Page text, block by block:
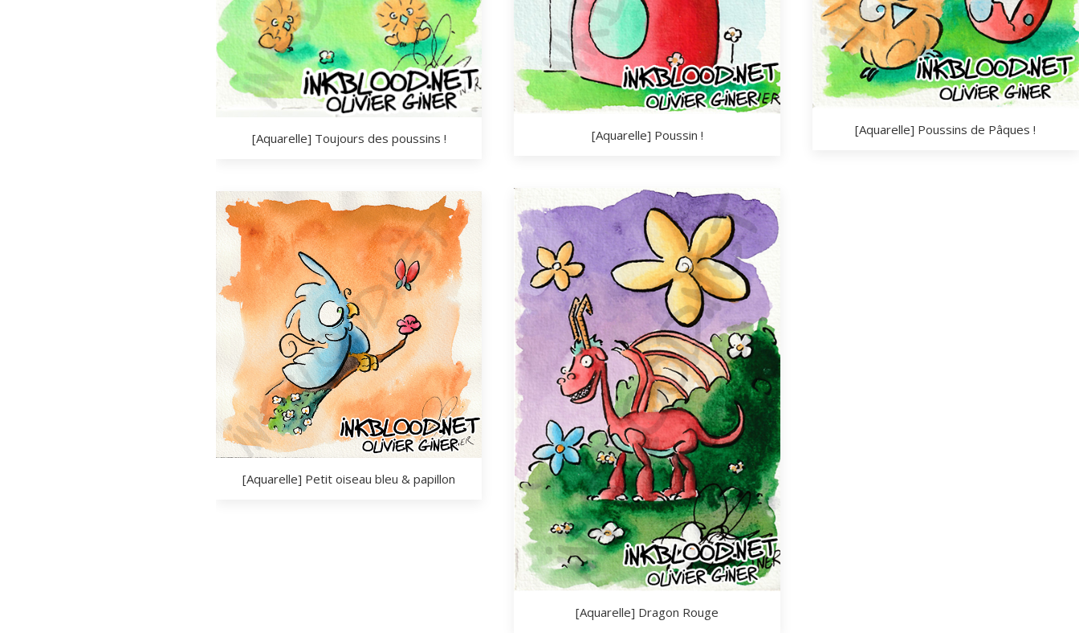
[Aquarelle] Toujours des poussins ! [Aquarelle] Poussin ! [Aquarelle] Poussins de Pâques !
[Aquarelle] Petit oiseau bleu & papillon
[Aquarelle] Dragon Rouge